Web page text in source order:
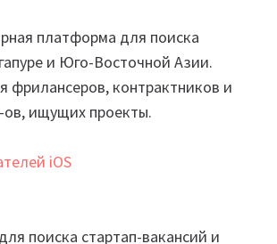
платформа для поиска
и Юго-Восточной Азии.
фрилансеров, контрактников и
ищущих проекты.
iOS
поиска стартап-вакансий и